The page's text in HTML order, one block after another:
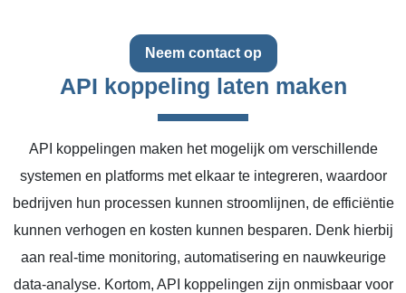
Neem contact op
API koppeling laten maken
API koppelingen maken het mogelijk om verschillende
systemen en platforms met elkaar te integreren, waardoor
bedrijven hun processen kunnen stroomlijnen, de efficiëntie
kunnen verhogen en kosten kunnen besparen. Denk hierbij
aan real-time monitoring, automatisering en nauwkeurige
data-analyse. Kortom, API koppelingen zijn onmisbaar voor